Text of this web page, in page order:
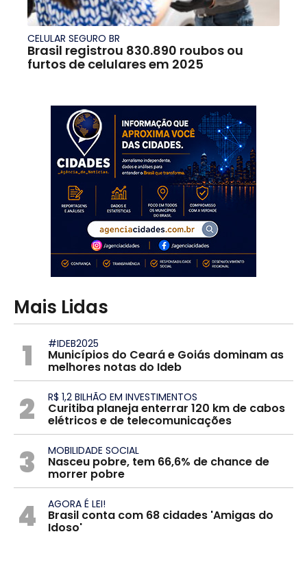
CELULAR SEGURO BR
Brasil registrou 830.890 roubos ou
furtos de celulares em 2025
Mais Lidas
1 #IDEB2025
Municípios do Ceará e Goiás dominam as
melhores notas do Ideb
2 R$ 1,2 BILHÃO EM INVESTIMENTOS
Curitiba planeja enterrar 120 km de cabos
elétricos e de telecomunicações
3 MOBILIDADE SOCIAL
Nasceu pobre, tem 66,6% de chance de
morrer pobre
4 AGORA É LEI!
Brasil conta com 68 cidades 'Amigas do
Idoso'